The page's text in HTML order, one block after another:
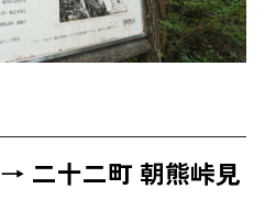
二十二町 朝熊峠見